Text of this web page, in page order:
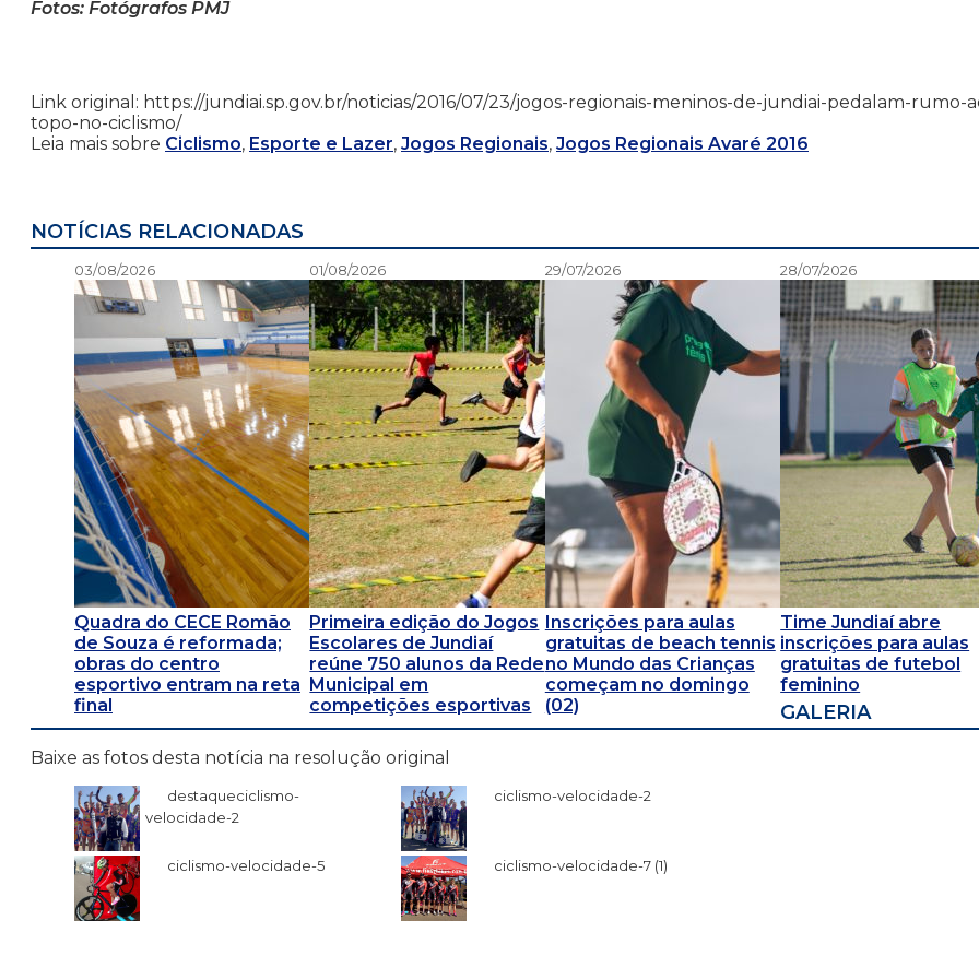
Fotos: Fotógrafos PMJ
Link original: https://jundiai.sp.gov.br/noticias/2016/07/23/jogos-regionais-meninos-de-jundiai-pedalam-rumo-
topo-no-ciclismo/
Leia mais sobre Ciclismo, Esporte e Lazer, Jogos Regionais, Jogos Regionais Avaré 2016
NOTÍCIAS RELACIONADAS
03/08/2026
Quadra do CECE Romão
de Souza é reformada;
obras do centro
esportivo entram na reta
final
01/08/2026
Primeira edição do Jogos
Escolares de Jundiaí
reúne 750 alunos da Rede
Municipal em
competições esportivas
29/07/2026
Inscrições para aulas
gratuitas de beach tennis
no Mundo das Crianças
começam no domingo
(02)
28/07/2026
Time Jundiaí abre
inscrições para aulas
gratuitas de futebol
feminino
GALERIA
Baixe as fotos desta notícia na resolução original
destaqueciclismo-
velocidade-2
ciclismo-velocidade-2
ciclismo-velocidade-5 ciclismo-velocidade-7 (1)